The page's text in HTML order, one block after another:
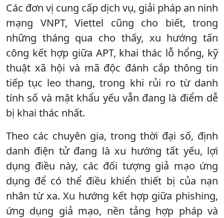
Các đơn vị cung cấp dịch vụ, giải pháp an ninh
mạng VNPT, Viettel cũng cho biết, trong
những tháng qua cho thấy, xu hướng tấn
công kết hợp giữa APT, khai thác lỗ hổng, kỹ
thuật xã hội và mã độc đánh cắp thông tin
tiếp tục leo thang, trong khi rủi ro từ danh
tính số và mật khẩu yếu vẫn đang là điểm dễ
bị khai thác nhất.
Theo các chuyên gia, trong thời đại số, định
danh điện tử đang là xu hướng tất yếu, lợi
dụng điều này, các đối tượng giả mạo ứng
dụng để có thể điều khiển thiết bị của nạn
nhân từ xa. Xu hướng kết hợp giữa phishing,
ứng dụng giả mạo, nền tảng hợp pháp và